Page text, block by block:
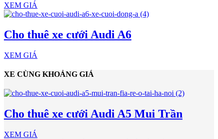
XEM GIÁ
Cho thuê xe cưới Audi A6
XEM GIÁ
XE CÙNG KHOẢNG GIÁ
Cho thuê xe cưới Audi A5 Mui Trần
XEM GIÁ